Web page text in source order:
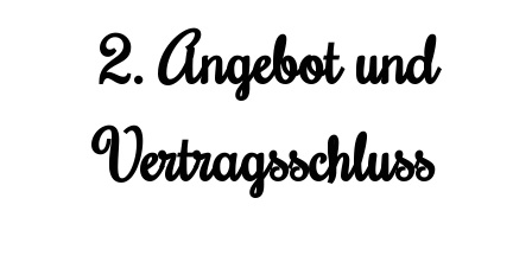
2. Angebot und
Vertragsschluss